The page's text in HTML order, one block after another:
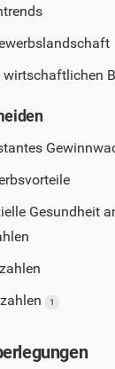
Gesundheit
1